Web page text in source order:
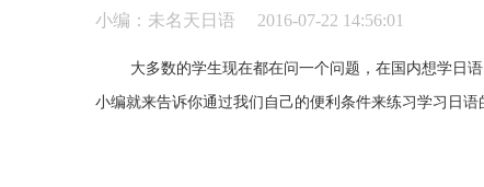
小编：未名天日语 2016-07-22 14:56:01
大多数的学生现在都在问一个问题，在国内想学日语
小编就来告诉你通过我们自己的便利条件来练习学习日语